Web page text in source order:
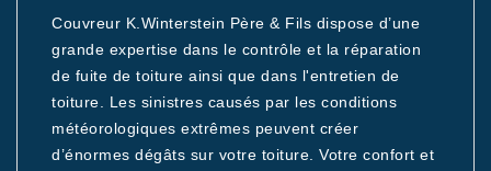
Couvreur K.Winterstein Père & Fils dispose d’une
grande expertise dans le contrôle et la réparation
de fuite de toiture ainsi que dans l'entretien de
toiture. Les sinistres causés par les conditions
météorologiques extrêmes peuvent créer
d’énormes dégâts sur votre toiture. Votre confort et